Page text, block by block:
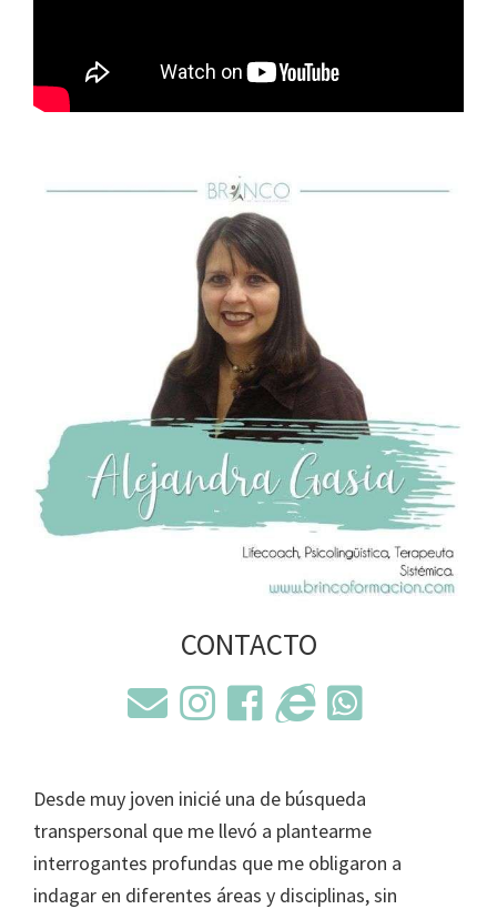
CONTACTO
Desde muy joven inicié una de búsqueda
transpersonal que me llevó a plantearme
interrogantes profundas que me obligaron a
indagar en diferentes áreas y disciplinas, sin